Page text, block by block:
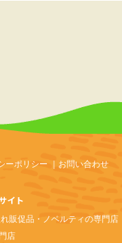
ーポリシー お問い合わせ
イト
販促品・ノベルティの専門店
店